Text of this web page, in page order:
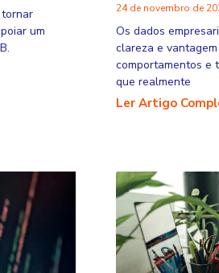
um
24 de novembro de
Os dados
clareza e
comportamentos e
que realmente
Ler Artigo